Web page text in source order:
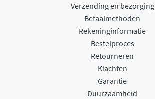
Verzending en bezorging
Betaalmethoden
Rekeninginformatie
Bestelproces
Retourneren
Klachten
Garantie
Duurzaamheid